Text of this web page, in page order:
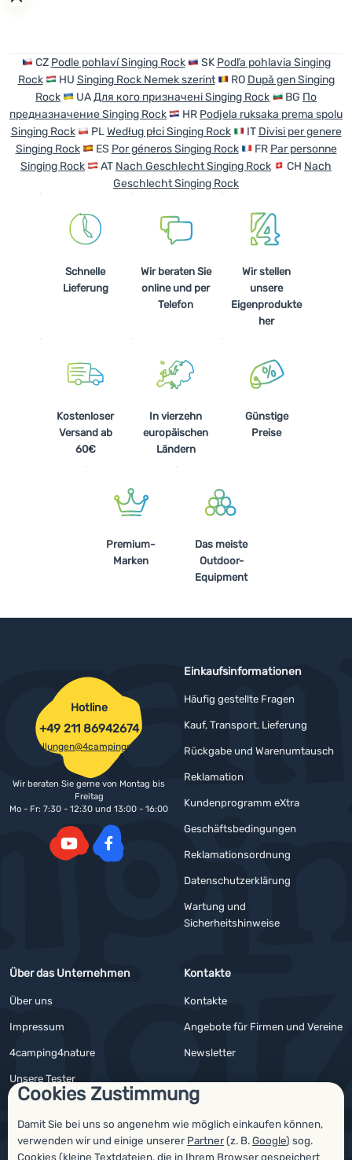
Cookies Zustimmung
Damit Sie bei uns so angenehm wie möglich einkaufen können,
verwenden wir und einige unserer Partner(z. B.Google) sog.
Cookies (kleine Textdateien, die in Ihrem Browser gespeichert
CZ Podle pohlaví Singing Rock SK Podľa pohlavia Singing
Rock
HU Singing Rock Nemek szerint RO După gen Singing
Rock
UAДля кого призначені Singing Rock BG По
предназначение Singing Rock
HR Podjela ruksaka prema spolu
Singing Rock
PLWedług płci Singing Rock IT Divisi per genere
Singing Rock
ES Por géneros Singing Rock FR Par personne
Singing Rock
AT Nach Geschlecht Singing Rock CH Nach
Geschlecht Singing Rock
Schnelle
Lieferung
Wir beraten Sie
online und per
Telefon
Wir stellen
unsere
Eigenprodukte
her
Kostenloser
Versand ab
60€
In vierzehn
europäischen
Ländern
Günstige
Preise
Premium-
Marken
Das meiste
Outdoor-
Equipment
Einkaufsinformationen
Häufig gestellte Fragen
Kauf, Transport, Lieferung
Rückgabe und Warenumtausch
Reklamation
Kundenprogramm eXtra
Geschäftsbedingungen
Reklamationsordnung
Datenschutzerklärung
Wartung und
Sicherheitshinweise
Über das Unternehmen
Über uns
Impressum
4camping4nature
Unsere Tester
Kontakte
Kontakte
Angebote für Firmen und Vereine
Newsletter
Hotline
+49 211 86942674
bestellungen@4campingshop.de
Wir beraten Sie gerne von Montag bis
Freitag
Mo - Fr: 7:30 - 12:30 und 13:00 - 16:00
Auszeichnungen